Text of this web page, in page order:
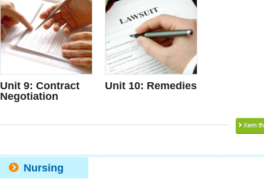
Unit 9: Contract
Negotiation
Unit 10: Remedies
Nursing